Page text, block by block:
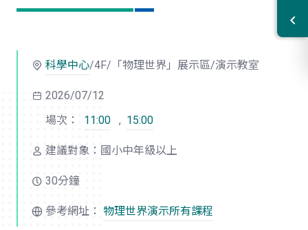
科學中心/4F/「物理世界」展示區/演示教室
2026/07/12
場次：
11:00 , 15:00
建議對象：國小中年級以上
30分鐘
參考網址： 物理世界演示所有課程